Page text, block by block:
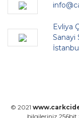
Evliya
Sanayi
© 2021
bilgileriniz 256bit